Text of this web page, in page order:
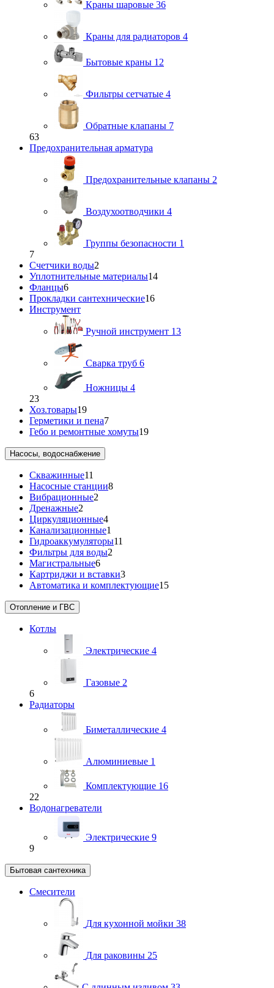
Краны шаровые 36
Краны для радиаторов 4
Бытовые краны 12
Фильтры сетчатые 4
Обратные клапаны 7
63
Предохранительная арматура
Предохранительные клапаны 2
Воздухоотводчики 4
Группы безопасности 1
7
Счетчики воды2
Уплотнительные материалы14
Фланцы6
Прокладки сантехнические16
Инструмент
Ручной инструмент 13
Сварка труб 6
Ножницы 4
23
Хоз.товары19
Герметики и пена7
Гебо и ремонтные хомуты19
Насосы, водоснабжение
Скважинные11
Насосные станции8
Вибрационные2
Дренажные2
Циркуляционные4
Канализационные1
Гидроаккумуляторы11
Фильтры для воды2
Магистральные6
Картриджи и вставки3
Автоматика и комплектующие15
Отопление и ГВС
Котлы
Электрические 4
Газовые 2
6
Радиаторы
Биметаллические 4
Алюминиевые 1
Комплектующие 16
22
Водонагреватели
Электрические 9
9
Бытовая сантехника
Смесители
Для кухонной мойки 38
Для раковины 25